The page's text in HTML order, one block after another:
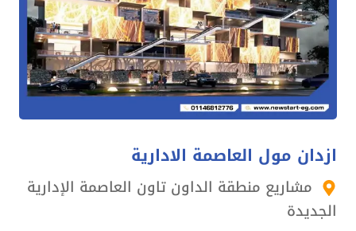
ازدان مول العاصمة الادارية
مشاريع منطقة الداون تاون العاصمة الإدارية
الجديدة